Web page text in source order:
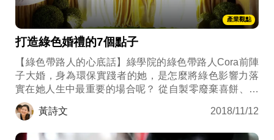
產業觀點
打造綠色婚禮的7個點子
【綠色帶路人的心底話】綠學院的綠色帶路人Cora前陣
子大婚，身為環保實踐者的她，是怎麼將綠色影響力落
實在她人生中最重要的場合呢？ 從自製零廢棄喜餅、採
用農作樹紙張印製的喜帖、全回收佈置的婚宴現場、婚
禮環保小物、拒吃魚翅等細節，都以不厭其煩誠懇的態
黃詩文 2018/11/12